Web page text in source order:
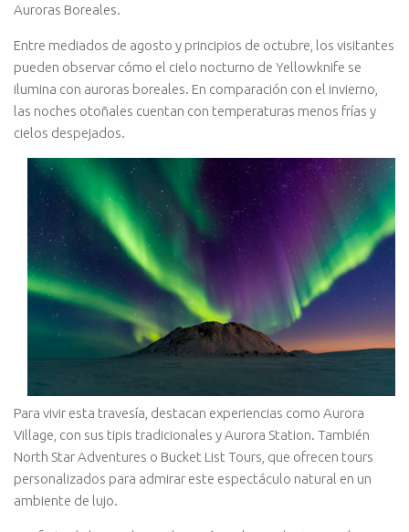
Auroras Boreales.
Entre mediados de agosto y principios de octubre, los visitantes
pueden observar cómo el cielo nocturno de Yellowknife se
ilumina con auroras boreales. En comparación con el invierno,
las noches otoñales cuentan con temperaturas menos frías y
cielos despejados.
Para vivir esta travesía, destacan experiencias como Aurora
Village, con sus tipis tradicionales y Aurora Station. También
North Star Adventures o Bucket List Tours, que ofrecen tours
personalizados para admirar este espectáculo natural en un
ambiente de lujo.